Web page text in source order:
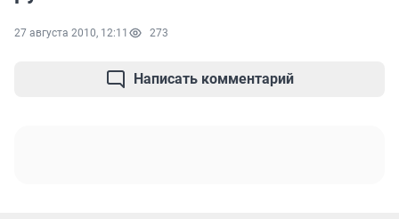
27 августа 2010, 12:11 273
Написать комментарий